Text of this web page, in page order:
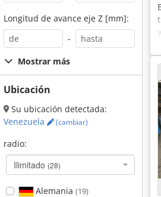
Longitud de avance eje Z [mm]:
-
Mostrar más
Ubicación
Su ubicación detectada:
Venezuela
(cambiar)
radio:
Ilimitado (28)
Alemania (19)